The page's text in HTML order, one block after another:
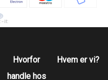
Hvorfor
handle hos
Hvem er vi?